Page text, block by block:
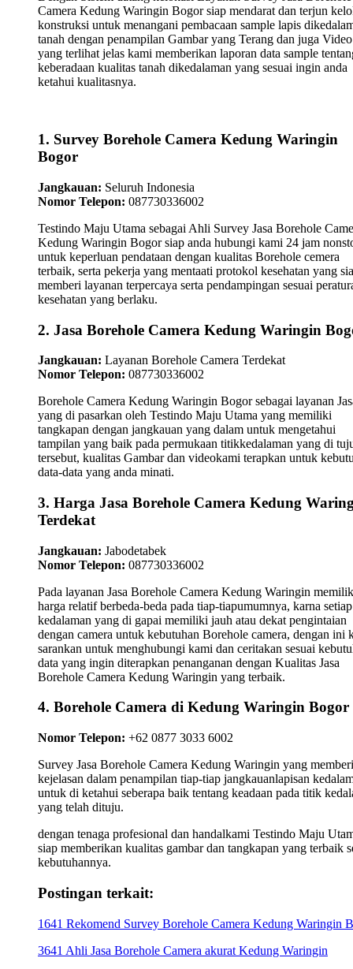
Camera Kedung Waringin Bogor siap mendarat dan terjun
konstruksi untuk menangani pembacaan sample lapis
tanah dengan penampilan Gambar yang Terang dan juga Video
yang terlihat jelas kami memberikan laporan data sample
keberadaan kualitas tanah dikedalaman yang sesuai ingin anda
ketahui kualitasnya.
1. Survey Borehole Camera Kedung Waringin
Bogor
Jangkauan: Seluruh Indonesia
Nomor Telepon: 087730336002
Testindo Maju Utama sebagai Ahli Survey Jasa Borehole
Kedung Waringin Bogor siap anda hubungi kami 24 jam
untuk keperluan pendataan dengan kualitas Borehole cemera
terbaik, serta pekerja yang mentaati protokol kesehatan yang
memberi layanan terpercaya serta pendampingan sesuai
kesehatan yang berlaku.
2. Jasa Borehole Camera Kedung Waringin
Jangkauan: Layanan Borehole Camera Terdekat
Nomor Telepon: 087730336002
Borehole Camera Kedung Waringin Bogor sebagai layanan
yang di pasarkan oleh Testindo Maju Utama yang memiliki
tangkapan dengan jangkauan yang dalam untuk mengetahui
tampilan yang baik pada permukaan titikkedalaman yang di
tersebut, kualitas Gambar dan videokami terapkan untuk
data-data yang anda minati.
3. Harga Jasa Borehole Camera Kedung
Terdekat
Jangkauan: Jabodetabek
Nomor Telepon: 087730336002
Pada layanan Jasa Borehole Camera Kedung Waringin
harga relatif berbeda-beda pada tiap-tiapumumnya, karna
kedalaman yang di gapai memiliki jauh atau dekat pengintaian
dengan camera untuk kebutuhan Borehole camera, dengan ini
sarankan untuk menghubungi kami dan ceritakan sesuai
data yang ingin diterapkan penanganan dengan Kualitas Jasa
Borehole Camera Kedung Waringin yang terbaik.
4. Borehole Camera di Kedung Waringin Bogor
Nomor Telepon: +62 0877 3033 6002
Survey Jasa Borehole Camera Kedung Waringin yang
kejelasan dalam penampilan tiap-tiap jangkauanlapisan
untuk di ketahui seberapa baik tentang keadaan pada titik
yang telah dituju.
dengan tenaga profesional dan handalkami Testindo Maju
siap memberikan kualitas gambar dan tangkapan yang terbaik
kebutuhannya.
Postingan terkait:
1641 Rekomend Survey Borehole Camera Kedung Waringin
3641 Ahli Jasa Borehole Camera akurat Kedung Waringin